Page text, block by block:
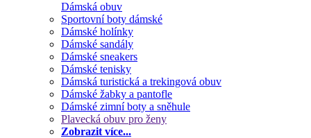
Dámská obuv
Sportovní boty dámské
Dámské holínky
Dámské sandály
Dámské sneakers
Dámské tenisky
Dámská turistická a trekingová obuv
Dámské žabky a pantofle
Dámské zimní boty a sněhule
Plavecká obuv pro ženy
Zobrazit více...